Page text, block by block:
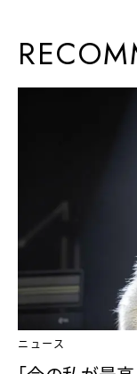
ニュース